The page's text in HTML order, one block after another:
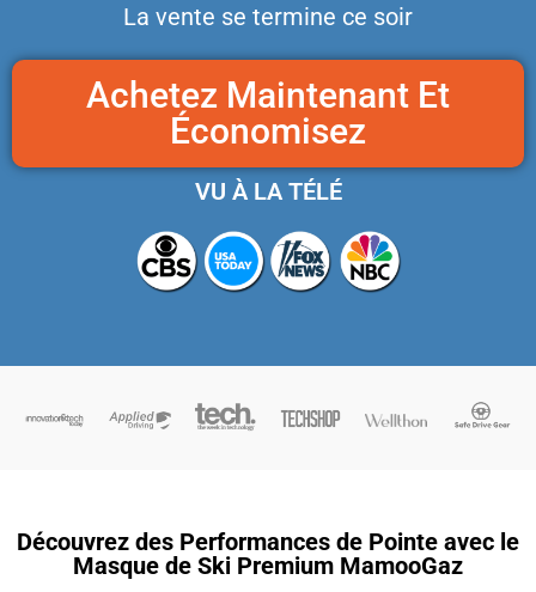
La vente se termine ce soir
Achetez Maintenant Et
Économisez
VU À LA TÉLÉ
Découvrez des Performances de Pointe avec le
Masque de Ski Premium MamooGaz